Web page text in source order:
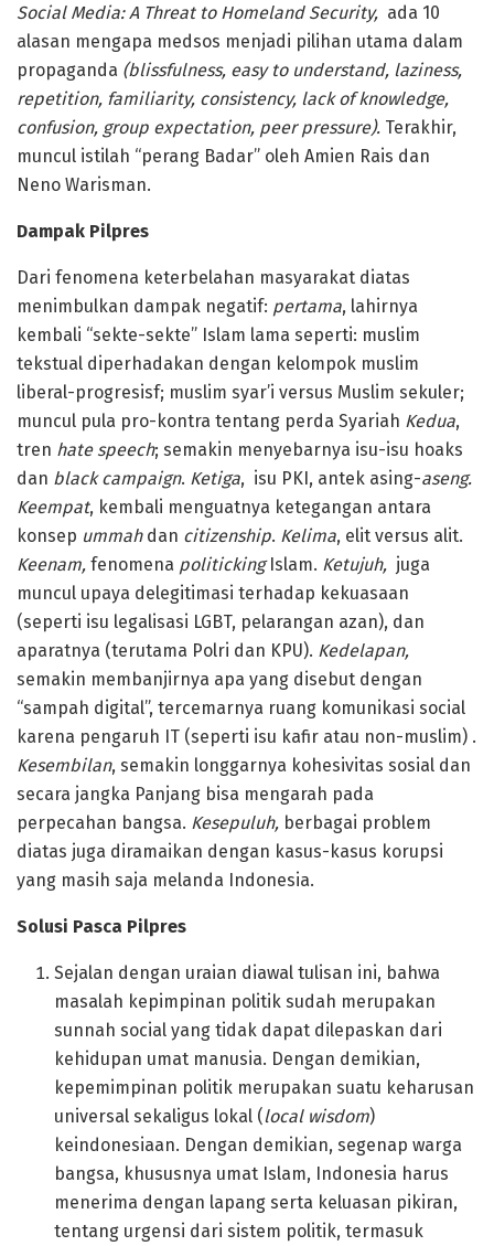
Social Media: A Threat to Homeland Security, ada 10
alasan mengapa medsos menjadi pilihan utama dalam
propaganda (blissfulness, easy to understand, laziness,
repetition, familiarity, consistency, lack of knowledge,
confusion, group expectation, peer pressure). Terakhir,
muncul istilah “perang Badar” oleh Amien Rais dan
Neno Warisman.
Dampak Pilpres
Dari fenomena keterbelahan masyarakat diatas
menimbulkan dampak negatif: pertama, lahirnya
kembali “sekte-sekte” Islam lama seperti: muslim
tekstual diperhadakan dengan kelompok muslim
liberal-progresisf; muslim syar’i versus Muslim sekuler;
muncul pula pro-kontra tentang perda Syariah Kedua,
tren hate speech; semakin menyebarnya isu-isu hoaks
dan black campaign. Ketiga, isu PKI, antek asing-aseng.
Keempat, kembali menguatnya ketegangan antara
konsep ummah dan citizenship. Kelima, elit versus alit.
Keenam, fenomena politickingIslam. Ketujuh, juga
muncul upaya delegitimasi terhadap kekuasaan
(seperti isu legalisasi LGBT, pelarangan azan), dan
aparatnya (terutama Polri dan KPU). Kedelapan,
semakin membanjirnya apa yang disebut dengan
“sampah digital”, tercemarnya ruang komunikasi social
karena pengaruh IT (seperti isu kafir atau non-muslim) .
Kesembilan, semakin longgarnya kohesivitas sosial dan
secara jangka Panjang bisa mengarah pada
perpecahan bangsa. Kesepuluh, berbagai problem
diatas juga diramaikan dengan kasus-kasus korupsi
yang masih saja melanda Indonesia.
Solusi Pasca Pilpres
Sejalan dengan uraian diawal tulisan ini, bahwa
masalah kepimpinan politik sudah merupakan
sunnah social yang tidak dapat dilepaskan dari
kehidupan umat manusia. Dengan demikian,
kepemimpinan politik merupakan suatu keharusan
universal sekaligus lokal (local wisdom)
keindonesiaan. Dengan demikian, segenap warga
bangsa, khususnya umat Islam, Indonesia harus
menerima dengan lapang serta keluasan pikiran,
tentang urgensi dari sistem politik, termasuk